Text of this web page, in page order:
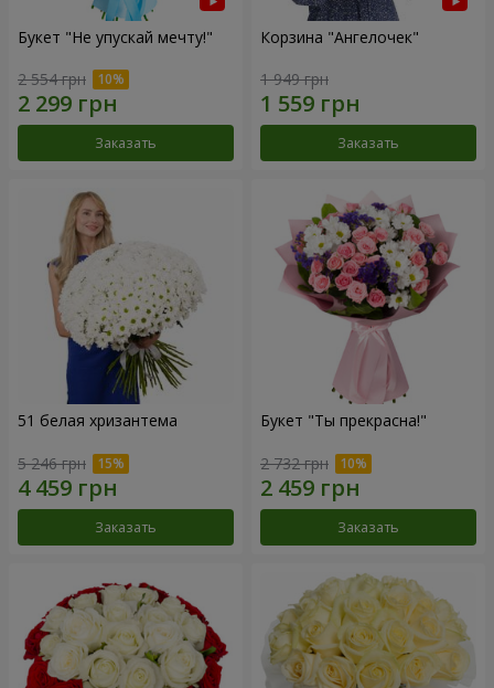
Букет "Не упускай мечту!"
2 554 грн
Заказать
Корзина "Ангелочек"
1 949 грн
Заказать
51 белая хризантема
5 246 грн
Заказать
Букет "Ты прекрасна!"
2 732 грн
Заказать